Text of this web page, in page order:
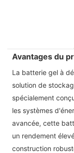
Avantages du
La batterie gel à
solution de
spécialement
les systèmes
avancée, cette
un rendement
construction